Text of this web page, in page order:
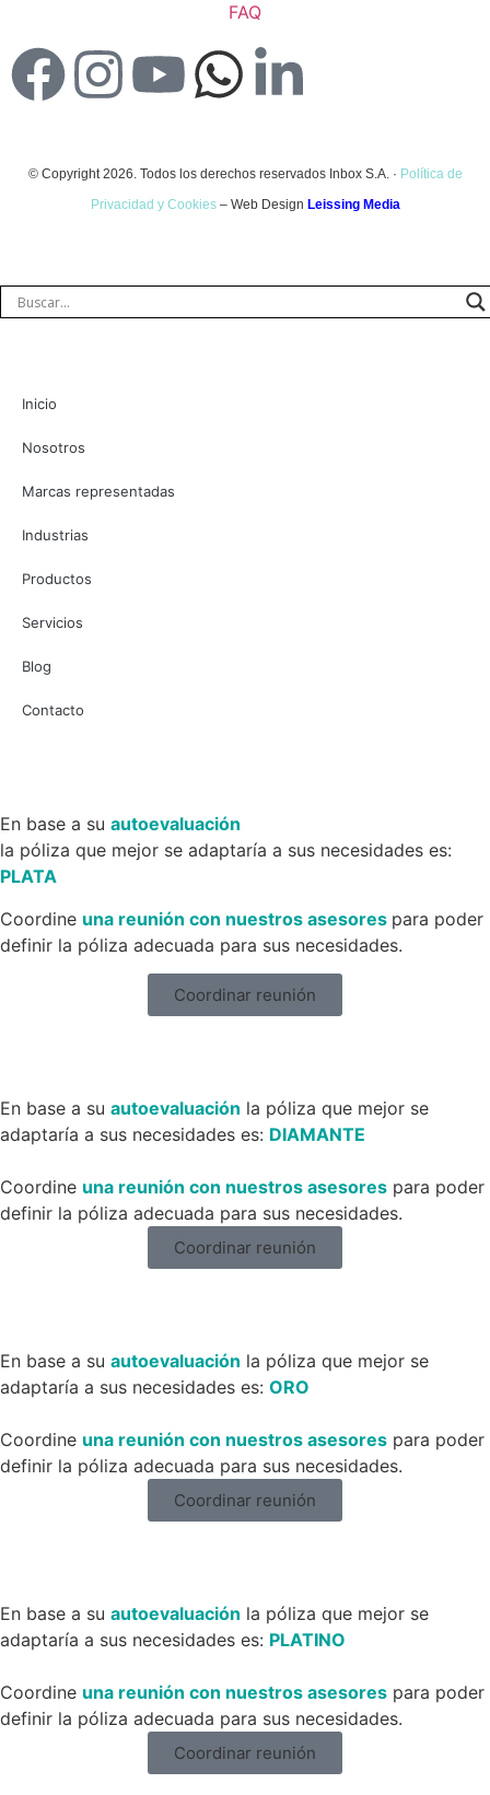
FAQ
© Copyright 2026. Todos los derechos reservados Inbox S.A. · Política de
Privacidad y Cookies– Web Design Leissing Media
Inicio
Nosotros
Marcas representadas
Industrias
Productos
Servicios
Blog
Contacto
En base a su autoevaluación
la póliza que mejor se adaptaría a sus necesidades es:
PLATA
Coordine una reunión con nuestros asesores para poder
definir la póliza adecuada para sus necesidades.
Coordinar reunión
En base a su autoevaluación la póliza que mejor se
adaptaría a sus necesidades es: DIAMANTE
Coordine una reunión con nuestros asesores para poder
definir la póliza adecuada para sus necesidades.
Coordinar reunión
En base a su autoevaluación la póliza que mejor se
adaptaría a sus necesidades es: ORO
Coordine una reunión con nuestros asesores para poder
definir la póliza adecuada para sus necesidades.
Coordinar reunión
En base a su autoevaluación la póliza que mejor se
adaptaría a sus necesidades es: PLATINO
Coordine una reunión con nuestros asesores para poder
definir la póliza adecuada para sus necesidades.
Coordinar reunión